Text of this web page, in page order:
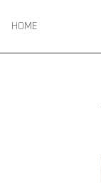
HOME